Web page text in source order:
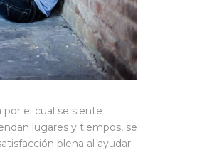
el cual se siente
lugares y tiempos, se
plena al ayudar